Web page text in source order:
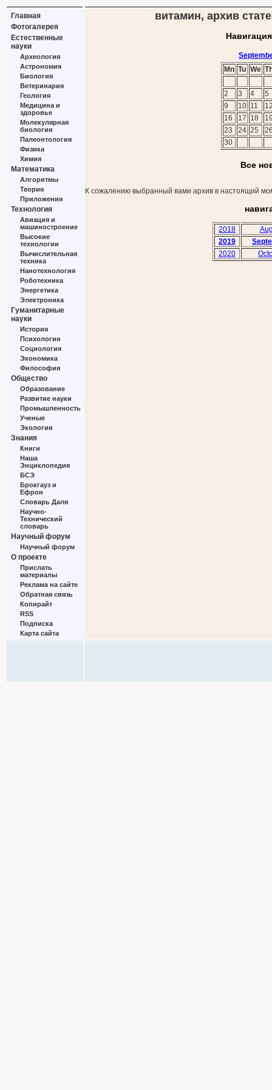
Главная
Фотогалерея
Естественные
науки
Археология
Астрономия
Биология
Ветеринария
Геология
Медицина и
здоровье
Молекулярная
биология
Палеонтология
Физика
Химия
Математика
Алгоритмы
Теория
Приложения
Технология
Авиация и
машиностроение
Высокие
технологии
Вычислительная
техника
Нанотехнология
Роботехника
Энергетика
Электроника
Гуманитарные
науки
История
Психология
Социология
Экономика
Философия
Общество
Образование
Развитие науки
Промышленность
Ученые
Экология
Знания
Книги
Наша
Энциклопедия
БСЭ
Брокгауз и
Ефрон
Словарь Даля
Научно-
Технический
словарь
Научный форум
Научный форум
О проекте
Прислать
материалы
Реклама на сайте
Обратная связь
Копирайт
RSS
Подписка
Карта сайта
витамин, архив
Mn Tu We
2 3 4
5
9
10 11
16
17 18
23
24 25
30
Все
К сожалению выбранный вами архив в настоящий
2018
2019
2020